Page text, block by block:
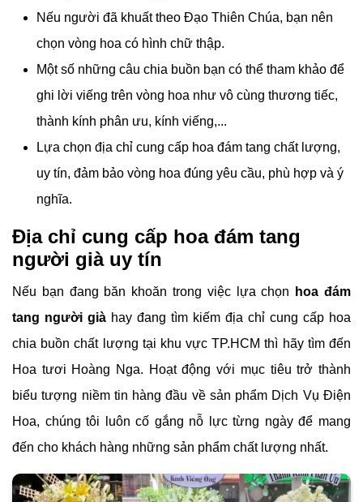
Nếu người đã khuất theo Đạo Thiên Chúa, bạn nên
chọn vòng hoa có hình chữ thập.
Một số những câu chia buồn bạn có thể tham khảo để
ghi lời viếng trên vòng hoa như vô cùng thương tiếc,
thành kính phân ưu, kính viếng,...
Lựa chọn địa chỉ cung cấp hoa đám tang chất lượng,
uy tín, đảm bảo vòng hoa đúng yêu cầu, phù hợp và ý
nghĩa.
Địa chỉ cung cấp hoa đám tang
người già uy tín
Nếu bạn đang băn khoăn trong việc lựa chọn
hoa đám
tang người già hay đang tìm kiếm địa chỉ cung cấp hoa
chia buồn chất lượng tại khu vực TP.HCM thì hãy tìm đến
Hoa tươi Hoàng Nga. Hoạt động với mục tiêu trở thành
biểu tượng niềm tin hàng đầu về sản phẩm Dịch Vụ Điện
Hoa, chúng tôi luôn cố gắng nỗ lực từng ngày để mang
đến cho khách hàng những sản phẩm chất lượng nhất.